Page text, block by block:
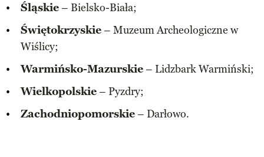
Śląskie– Bielsko-Biała;
Świętokrzyskie– Muzeum Archeologiczne w
Wiślicy;
Warmińsko-Mazurskie– Lidzbark Warmiński;
Wielkopolskie– Pyzdry;
Zachodniopomorskie– Darłowo.